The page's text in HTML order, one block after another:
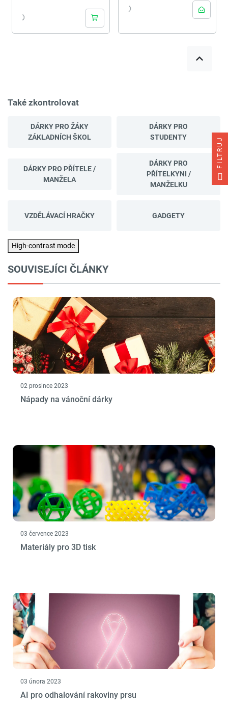
Také zkontrolovat
DÁRKY PRO ŽÁKY
ZÁKLADNÍCH ŠKOL
DÁRKY PRO
STUDENTY
DÁRKY PRO PŘÍTELE /
MANŽELA
DÁRKY PRO
PŘÍTELKYNI /
MANŽELKU
VZDĚLÁVACÍ HRAČKY GADGETY
High-contrast mode
SOUVISEJÍCI ČLÁNKY
02 prosince 2023
Nápady na vánoční dárky
03 července 2023
Materiály pro 3D tisk
03 února 2023
AI pro odhalování rakoviny prsu
FILTRUJ